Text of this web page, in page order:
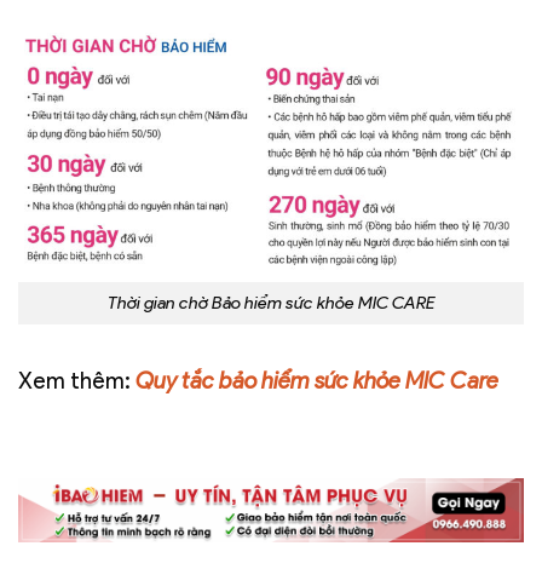
Thời gian chờ Bảo hiểm sức khỏe MIC CARE
Xem thêm: Quy tắc bảo hiểm sức khỏe MIC Care